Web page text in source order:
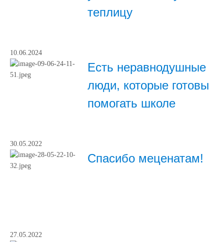
теплицу
10.06.2024
Есть неравнодушные
люди, которые готовы
помогать школе
30.05.2022
Спасибо меценатам!
27.05.2022